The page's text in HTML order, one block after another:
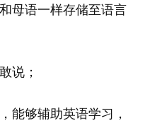
语一样存储至语言
说；
够辅助英语学习，